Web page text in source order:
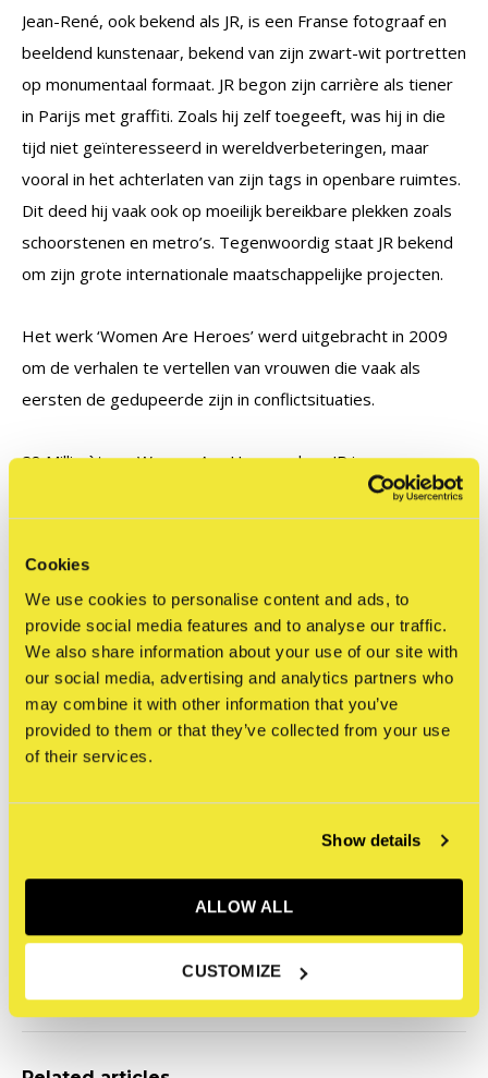
Cookies
We use cookies to personalise content and ads, to
provide social media features and to analyse our traffic.
We also share information about your use of our site with
our social media, advertising and analytics partners who
may combine it with other information that you’ve
provided to them or that they’ve collected from your use
of their services.
Show details
ALLOW ALL
CUSTOMIZE
Jean-René, ook bekend als JR, is een Franse fotograaf en
beeldend kunstenaar, bekend van zijn zwart-wit portretten
op monumentaal formaat. JR begon zijn carrière als tiener
in Parijs met graffiti. Zoals hij zelf toegeeft, was hij in die
tijd niet geïnteresseerd in wereldverbeteringen, maar
vooral in het achterlaten van zijn tags in openbare ruimtes.
Dit deed hij vaak ook op moeilijk bereikbare plekken zoals
schoorstenen en metro’s. Tegenwoordig staat JR bekend
om zijn grote internationale maatschappelijke projecten.
Het werk ‘Women Are Heroes’ werd uitgebracht in 2009
om de verhalen te vertellen van vrouwen die vaak als
eersten de gedupeerde zijn in conflictsituaties.
28 Millimètres, Women Are Heroes door JR in
samenwerking met THE SKATEROOM. Dit bedrijf werkt
samen met ‘s werelds meest invloedrijke artiesten om
internationale skate- en educatieve non-profit organisaties
te ondersteunen. Samen met JR heeft THE SKATEROOM
een gelimiteerd aantal van vijfhonderd skateboard-decks
geproduceerd en genummerd. Het skateboard-deck is
gemaakt van zevenlaags Canadian maple wood en bevat
een geprinte handtekening van JR. Elk skateboard-deck
komt met twee muurbevestigings-kits en heeft een
0/ 5